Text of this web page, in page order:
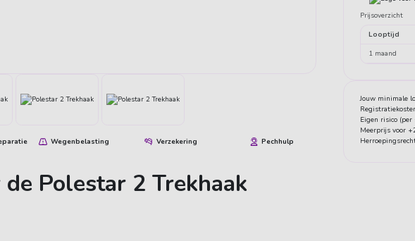
Wegenbelasting Verzekering Pechhulp
de Polestar 2 Trekhaak
Prijsoverzicht
Looptijd
1 maand
Jouw minimale
Eigen risico (per
Meerprijs voor